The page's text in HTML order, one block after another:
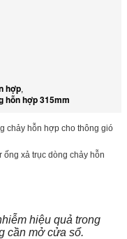
hợp,
hỗn hợp 315mm
chảy hỗn hợp cho thông gió
ống xả trục dòng chảy hỗn
hiệu quả trong
cần mở cửa sổ.